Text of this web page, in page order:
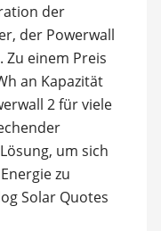
der
der Powerwall
Zu einem Preis
an Kapazität
2 für viele
um sich
zu
Solar Quotes